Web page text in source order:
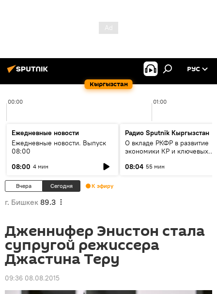
Кыргызстан
РУС
00:00 01:00
Ежедневные новости
Ежедневные новости. Выпуск
08:00
08:00 4 мин
Радио Sputnik Кыргызстан
О вкладе РКФР в развитие
экономики КР и ключевых
08:04 55 мин
Вчера Сегодня К эфиру
г. Бишкек 89.3
Дженнифер Энистон стала
супругой режиссера
Джастина Теру
09:36 08.08.2015